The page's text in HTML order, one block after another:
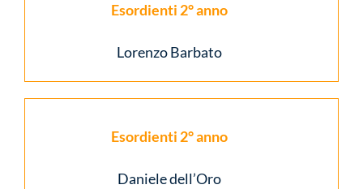
Esordienti 2° anno
Lorenzo Barbato
Esordienti 2° anno
Daniele dell’Oro